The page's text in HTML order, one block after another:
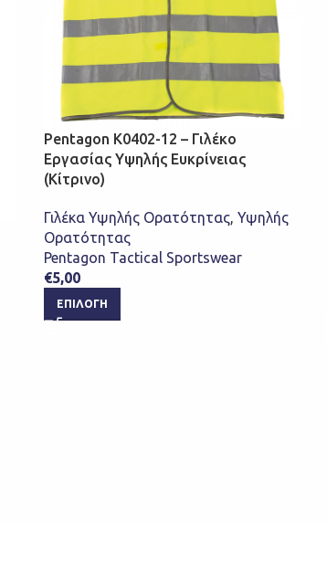
Pentagon K0402-12 – Γιλέκο
Εργασίας Υψηλής Ευκρίνειας
(Κίτρινο)
Γιλέκα Υψηλής Ορατότητας, Υψηλής
Ορατότητας
Pentagon Tactical Sportswear
€5,00
ΕΠΙΛΟΓΉ